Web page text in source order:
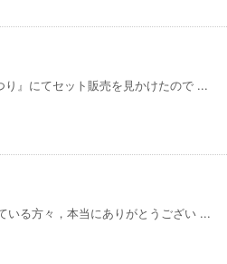
』にてセット販売を見かけたので ...
いる方々，本当にありがとうござい ...